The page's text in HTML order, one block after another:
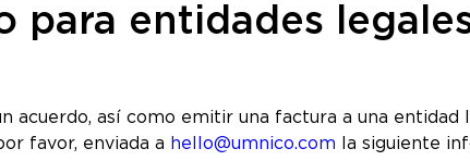
para entidades
acuerdo, así como emitir una factura a una entidad
favor, enviada a hello@umnico.com la siguiente